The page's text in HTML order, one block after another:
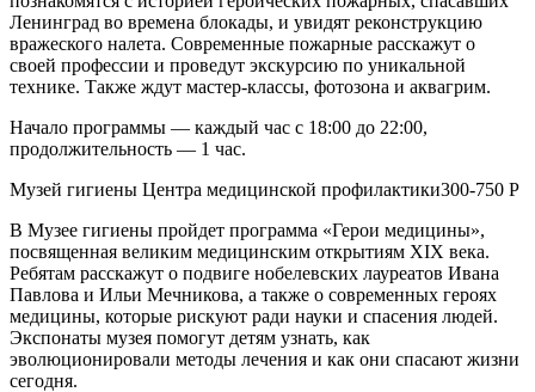
Ленинград во времена блокады, и увидят реконструкцию
вражеского налета. Современные пожарные расскажут о
своей профессии и проведут экскурсию по уникальной
технике. Также ждут мастер-классы, фотозона и аквагрим.
Начало программы — каждый час с 18:00 до 22:00,
продолжительность — 1 час.
Музей гигиены Центра медицинской профилактики300-750 Р
В Музее гигиены пройдет программа «Герои медицины»,
посвященная великим медицинским открытиям XIX века.
Ребятам расскажут о подвиге нобелевских лауреатов Ивана
Павлова и Ильи Мечникова, а также о современных героях
медицины, которые рискуют ради науки и спасения людей.
Экспонаты музея помогут детям узнать, как
эволюционировали методы лечения и как они спасают жизни
сегодня.